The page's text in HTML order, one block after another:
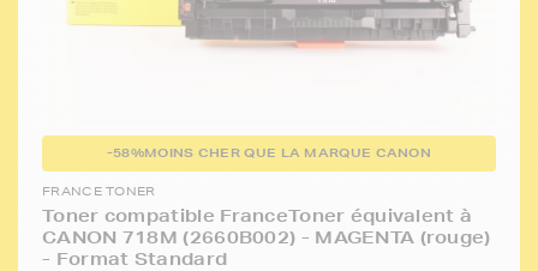
-58%MOINS CHER QUE LA MARQUE CANON
FRANCE TONER
Toner compatible FranceToner équivalent à
CANON 718M (2660B002) - MAGENTA (rouge)
- Format Standard